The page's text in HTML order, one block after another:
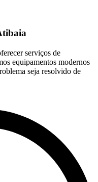
serviços de
equipamentos modernos
seja resolvido de